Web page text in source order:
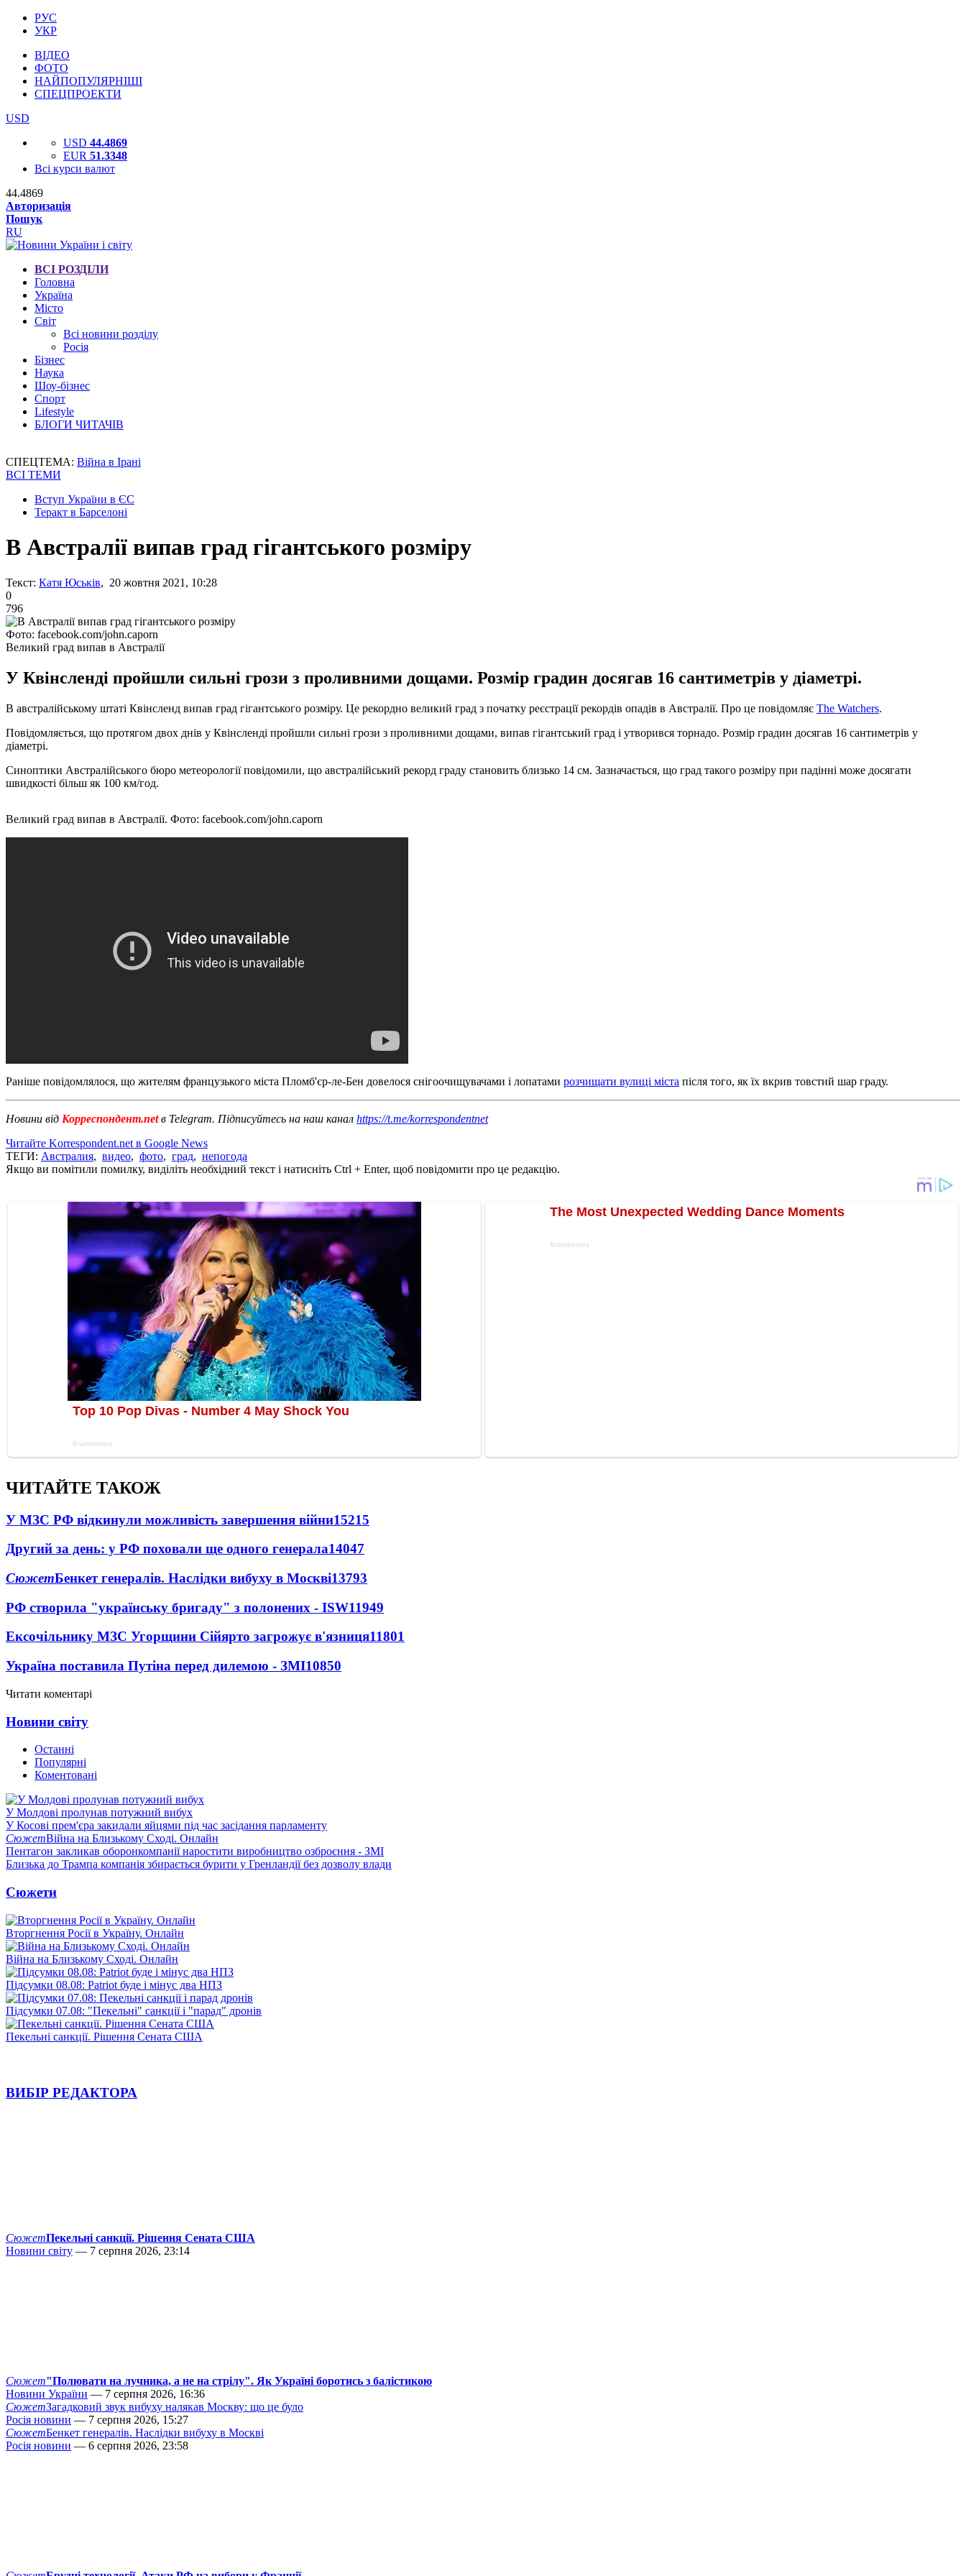
РУС
УКР
ВІДЕО
ФОТО
НАЙПОПУЛЯРНІШІ
СПЕЦПРОЕКТИ
USD
USD 44.4869
EUR 51.3348
Всі курси валют
44.4869
Авторизація
Пошук
RU
ВСІ РОЗДІЛИ
Головна
Україна
Місто
Світ
Всі новини розділу
Росія
Бізнес
Наука
Шоу-бізнес
Спорт
Lifestyle
БЛОГИ ЧИТАЧІВ
СПЕЦТЕМА: Війна в Ірані
ВСІ ТЕМИ
Вступ України в ЄС
Теракт в Барселоні
В Австралії випав град гігантського розміру
Текст: Катя Юськів, 20 жовтня 2021, 10:28
0
796
Фото: facebook.com/john.caporn
Великий град випав в Австралії
У Квінсленді пройшли сильні грози з проливними дощами. Розмір градин досягав 16 сантиметрів у діаметрі.
В австралійському штаті Квінсленд випав град гігантського розміру. Це рекордно великий град з початку реєстрації рекордів опадів в Австралії. Про це повідомляє The Watchers.
Повідомляється, що протягом двох днів у Квінсленді пройшли сильні грози з проливними дощами, випав гігантський град і утворився торнадо. Розмір градин досягав 16 сантиметрів у
діаметрі.
Синоптики Австралійського бюро метеорології повідомили, що австралійський рекорд граду становить близько 14 см. Зазначається, що град такого розміру при падінні може досягати
швидкості більш як 100 км/год.
Великий град випав в Австралії. Фото: facebook.com/john.caporn
Раніше повідомлялося, що жителям французького міста Пломб'єр-ле-Бен довелося снігоочищувачами і лопатами розчищати вулиці міста після того, як їх вкрив товстий шар граду.
Новини від Корреспондент.netв Telegram. Підписуйтесь на наш канал https://t.me/korrespondentnet
Читайте Korrespondent.net в Google News
ТЕГИ: Австралия, видео, фото, град, непогода
Якщо ви помітили помилку, виділіть необхідний текст і натисніть Ctrl + Enter, щоб повідомити про це редакцію.
ЧИТАЙТЕ ТАКОЖ
У МЗС РФ відкинули можливість завершення війни15215
Другий за день: у РФ поховали ще одного генерала14047
СюжетБенкет генералів. Наслідки вибуху в Москві13793
РФ створила "українську бригаду" з полонених - ISW11949
Ексочільнику МЗС Угорщини Сійярто загрожує в'язниця11801
Україна поставила Путіна перед дилемою - ЗМІ10850
Читати коментарі
Новини світу
Останні
Популярні
Коментовані
У Молдові пролунав потужний вибух
У Косові прем'єра закидали яйцями під час засідання парламенту
СюжетВійна на Близькому Сході. Онлайн
Пентагон закликав оборонкомпанії наростити виробництво озброєння - ЗМІ
Близька до Трампа компанія збирається бурити у Гренландії без дозволу влади
Сюжети
Вторгнення Росії в Україну. Онлайн
Війна на Близькому Сході. Онлайн
Підсумки 08.08: Patriot буде і мінус два НПЗ
Підсумки 07.08: "Пекельні" санкції і "парад" дронів
Пекельні санкції. Рішення Сената США
ВИБІР РЕДАКТОРА
СюжетПекельні санкції. Рішення Сената США
Новини світу — 7 серпня 2026, 23:14
Сюжет"Полювати на лучника, а не на стрілу". Як Україні боротись з балістикою
Новини України — 7 серпня 2026, 16:36
СюжетЗагадковий звук вибуху налякав Москву: що це було
Росія новини — 7 серпня 2026, 15:27
СюжетБенкет генералів. Наслідки вибуху в Москві
Росія новини — 6 серпня 2026, 23:58